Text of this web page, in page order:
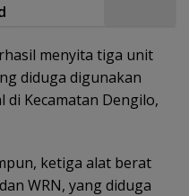
menyita tiga unit
diduga digunakan
Kecamatan Dengilo,
ketiga alat berat
WRN, yang diduga